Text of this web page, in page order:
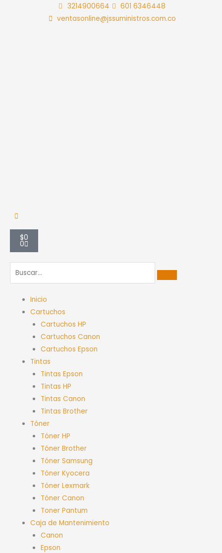
3214900664
601 6346448
ventasonline@jssuministros.com.co
$0
0
Carrito
Inicio
Cartuchos
Cartuchos HP
Cartuchos Canon
Cartuchos Epson
Tintas
Tintas Epson
Tintas HP
Tintas Canon
Tintas Brother
Tóner
Tóner HP
Tóner Brother
Tóner Samsung
Tóner Kyocera
Tóner Lexmark
Tóner Canon
Toner Pantum
Caja de Mantenimiento
Canon
Epson